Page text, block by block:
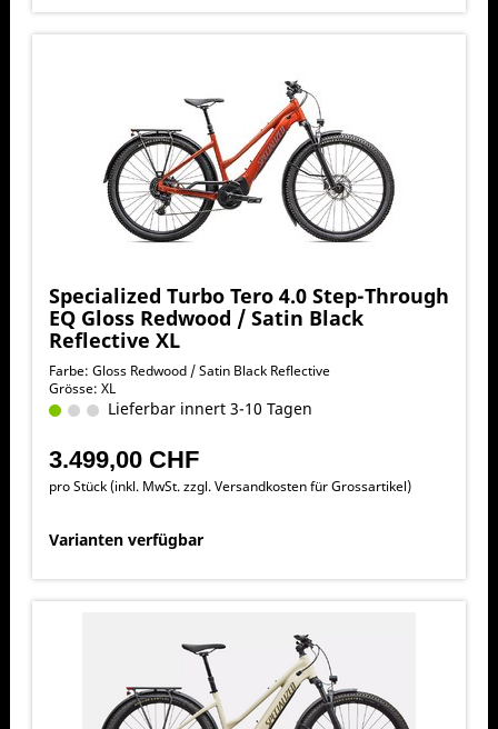
Specialized Turbo Tero 4.0 Step-Through
EQ Gloss Redwood / Satin Black
Reflective XL
Farbe: Gloss Redwood / Satin Black Reflective
Grösse: XL
Lieferbar innert 3-10 Tagen
3.499,00 CHF
pro Stück (inkl. MwSt. zzgl.Versandkosten für Grossartikel)
Varianten verfügbar